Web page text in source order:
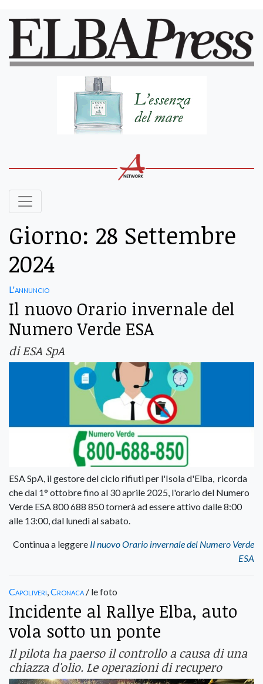
Giorno: 28 Settembre
2024
L'annuncio
Il nuovo Orario invernale del
Numero Verde ESA
di ESA SpA
ESA SpA, il gestore del ciclo rifiuti per l'Isola d'Elba, ricorda
che dal 1° ottobre fino al 30 aprile 2025, l'orario del Numero
Verde ESA 800 688 850 tornerà ad essere attivo dalle 8:00
alle 13:00, dal lunedì al sabato.
Continua a leggere Il nuovo Orario invernale del Numero Verde
ESA
Capoliveri Cronaca / le foto
Incidente al Rallye Elba, auto
vola sotto un ponte
Il pilota ha paerso il controllo a causa di una
chiazza d'olio. Le operazioni di recupero